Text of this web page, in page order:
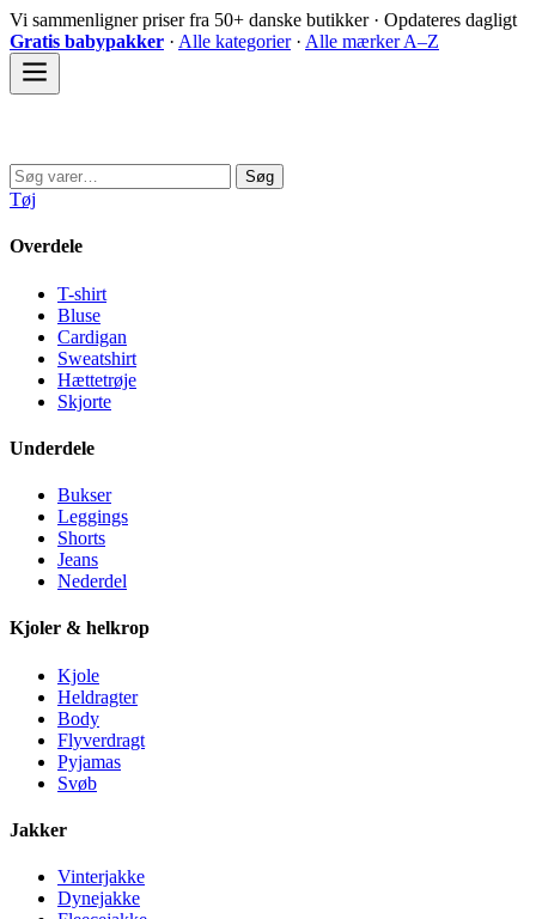
Spring
til
indhold
Vi sammenligner priser fra 50+ danske butikker · Opdateres dagligt
Gratis babypakker · Alle kategorier· Alle mærker A–Z
Søg
efter:
Søg
Tøj
Overdele
T-shirt
Bluse
Cardigan
Sweatshirt
Hættetrøje
Skjorte
Underdele
Bukser
Leggings
Shorts
Jeans
Nederdel
Kjoler & helkrop
Kjole
Heldragter
Body
Flyverdragt
Pyjamas
Svøb
Jakker
Vinterjakke
Dynejakke